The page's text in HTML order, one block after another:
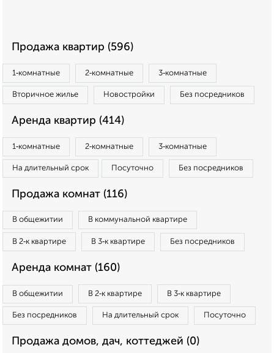
Продажа квартир (596)
1‑комнатные 2‑комнатные 3‑комнатные
Вторичное жилье Новостройки Без посредников
Аренда квартир (414)
1‑комнатные 2‑комнатные 3‑комнатные
На длительный срок Посуточно Без посредников
Продажа комнат (116)
В общежитии В коммунальной квартире
В 2‑к квартире В 3‑к квартире Без посредников
Аренда комнат (160)
В общежитии В 2‑к квартире В 3‑к квартире
Без посредников На длительный срок Посуточно
Продажа домов, дач, коттеджей (0)